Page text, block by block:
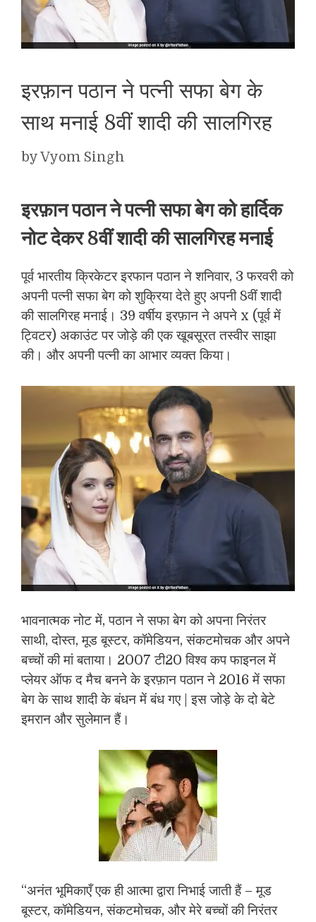
इरफ़ान पठान ने पत्नी सफा बेग के
साथ मनाई 8वीं शादी की सालगिरह
byVyom Singh
इरफ़ान पठान ने पत्नी सफा बेग को हार्दिक
नोट देकर 8वीं शादी की सालगिरह मनाई
पूर्व भारतीय क्रिकेटर इरफान पठान ने शनिवार, 3 फरवरी को
अपनी पत्नी सफा बेग को शुक्रिया देते हुए अपनी 8वीं शादी
की सालगिरह मनाई। 39 वर्षीय इरफ़ान ने अपने x (पूर्व में
ट्विटर) अकाउंट पर जोड़े की एक खूबसूरत तस्वीर साझा
की। और अपनी पत्नी का आभार व्यक्त किया।
भावनात्मक नोट में, पठान ने सफा बेग को अपना निरंतर
साथी, दोस्त, मूड बूस्टर, कॉमेडियन, संकटमोचक और अपने
बच्चों की मां बताया। 2007 टी20 विश्व कप फाइनल में
प्लेयर ऑफ द मैच बनने के इरफ़ान पठान ने 2016 में सफा
बेग के साथ शादी के बंधन में बंध गए | इस जोड़े के दो बेटे
इमरान और सुलेमान हैं।
“अनंत भूमिकाएँ एक ही आत्मा द्वारा निभाई जाती हैं – मूड
बूस्टर, कॉमेडियन, संकटमोचक, और मेरे बच्चों की निरंतर